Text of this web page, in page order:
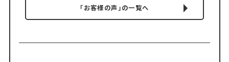
「お客様の声」の一覧へ